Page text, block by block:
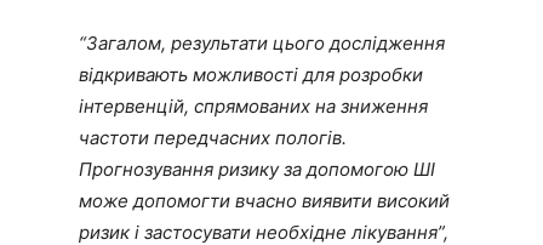
“Загалом, результати цього дослідження
відкривають можливості для розробки
інтервенцій, спрямованих на зниження
частоти передчасних пологів.
Прогнозування ризику за допомогою ШІ
може допомогти вчасно виявити високий
ризик і застосувати необхідне лікування”,